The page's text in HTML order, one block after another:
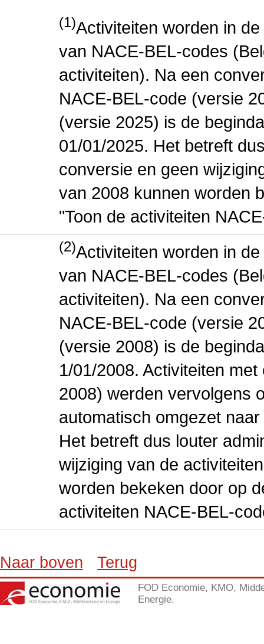
(1)Activiteiten worden in
van NACE-BEL-codes
activiteiten). Na een
NACE-BEL-code (versie
(versie 2025) is de
01/01/2025. Het betreft
conversie en geen
van 2008 kunnen worden
"Toon de activiteiten
(2)Activiteiten worden in
van NACE-BEL-codes
activiteiten). Na een
NACE-BEL-code (versie
(versie 2008) is de
1/01/2008. Activiteiten
2008) werden vervolgens
automatisch omgezet
Het betreft dus louter
wijziging van de
worden bekeken door op
activiteiten NACE-BEL-
Naar boven Terug
FOD Economie, KMO,
Energie.